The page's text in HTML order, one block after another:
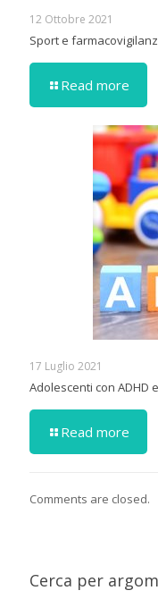
12 Ottobre 2021
Sport e
Read more
17 Luglio 2021
Adolescenti con ADHD
Read more
Comments are closed.
Cerca per